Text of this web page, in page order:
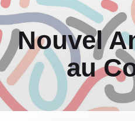
Nouvel
au